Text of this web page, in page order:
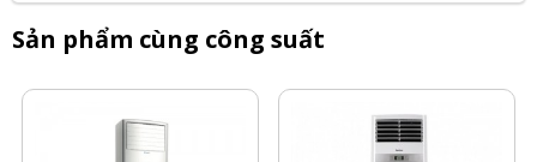
Sản phẩm cùng công suất